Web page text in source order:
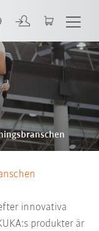
innovativa
produkter är